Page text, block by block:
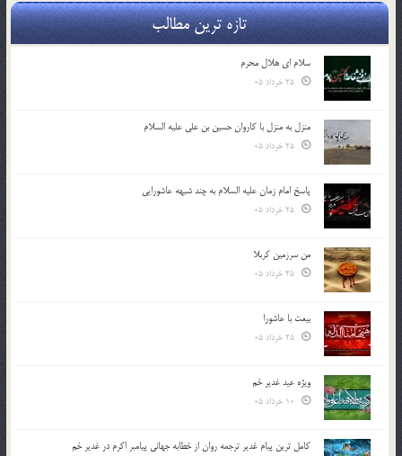
تازه ترین مطالب
سلام ای هلال محرم
منزل به منزل با کاروان حسین بن علی علیه السلام
پاسخ امام زمان علیه السلام به چند شبهه عاشورایی
من سرزمین کربلا
بیعت با عاشورا
ویژه عید غدیر خم
کامل ترین پیام غدیر ترجمه روان از خطابه جهانی پیامبر اکرم در غدیر خم